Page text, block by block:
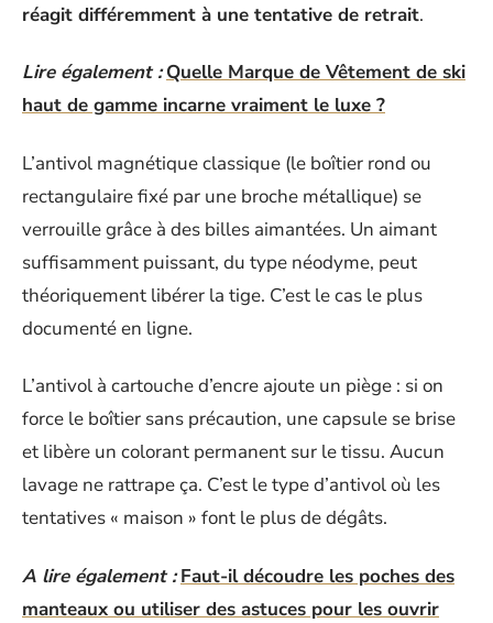
réagit différemment à une tentative de retrait.
Lire également : Quelle Marque de Vêtement de ski
haut de gamme incarne vraiment le luxe ?
L’antivol magnétique classique (le boîtier rond ou
rectangulaire fixé par une broche métallique) se
verrouille grâce à des billes aimantées. Un aimant
suffisamment puissant, du type néodyme, peut
théoriquement libérer la tige. C’est le cas le plus
documenté en ligne.
L’antivol à cartouche d’encre ajoute un piège : si on
force le boîtier sans précaution, une capsule se brise
et libère un colorant permanent sur le tissu. Aucun
lavage ne rattrape ça. C’est le type d’antivol où les
tentatives « maison » font le plus de dégâts.
A lire également : Faut-il découdre les poches des
manteaux ou utiliser des astuces pour les ouvrir